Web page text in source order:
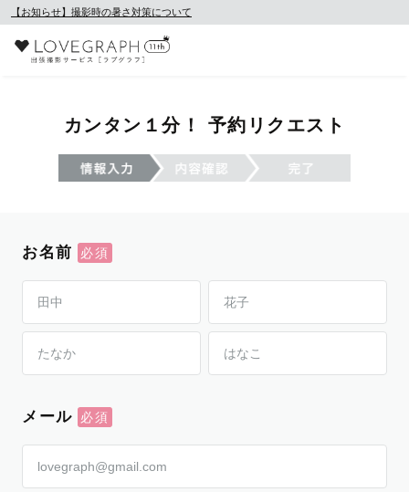
【お知らせ】撮影時の暑さ対策について
カンタン１分！ 予約リクエスト
お名前
メール